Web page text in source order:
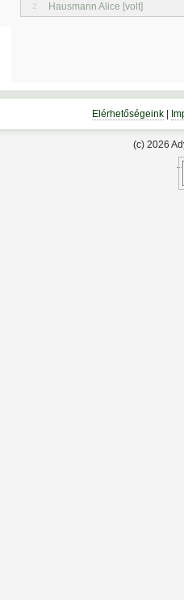
2 Hausmann Alice [volt]
Elérhetőségeink|
(c) 2026